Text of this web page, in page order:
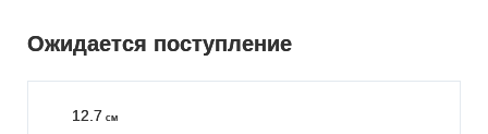
Ожидается поступление
12.7 см